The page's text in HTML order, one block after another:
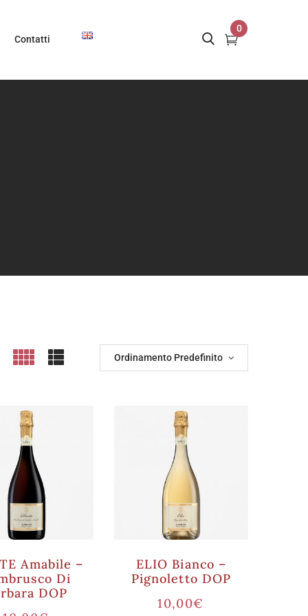
Contatti
0
Ordinamento Predefinito
Amabile –
Di
DOP
ELIO Bianco –
Pignoletto DOP
10,00€